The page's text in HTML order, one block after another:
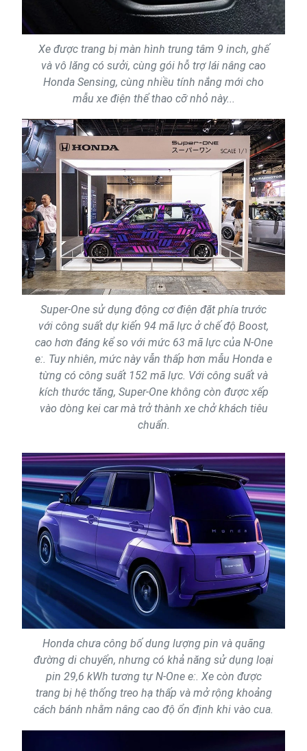
Xe được trang bị màn hình trung tâm 9 inch, ghế
và vô lăng có sưởi, cùng gói hỗ trợ lái nâng cao
Honda Sensing, cùng nhiều tính nắng mới cho
mẫu xe điện thể thao cỡ nhỏ này...
Super-One sử dụng động cơ điện đặt phía trước
với công suất dự kiến 94 mã lực ở chế độ Boost,
cao hơn đáng kể so với mức 63 mã lực của N-One
e:. Tuy nhiên, mức này vẫn thấp hơn mẫu Honda e
từng có công suất 152 mã lực. Với công suất và
kích thước tăng, Super-One không còn được xếp
vào dòng kei car mà trở thành xe chở khách tiêu
chuẩn.
Honda chưa công bố dung lượng pin và quãng
đường di chuyển, nhưng có khả năng sử dụng loại
pin 29,6 kWh tương tự N-One e:. Xe còn được
trang bị hệ thống treo hạ thấp và mở rộng khoảng
cách bánh nhằm nâng cao độ ổn định khi vào cua.